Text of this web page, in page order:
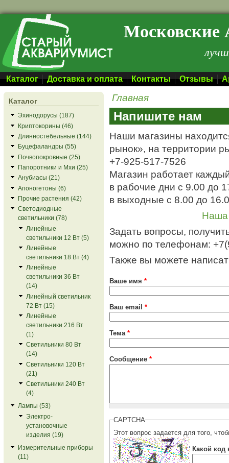
Перейти к основному содержанию Московские
Каталог Доставка и оплата Контакты Отзывы
Каталог
Эхинодорусы (187)
Криптокорины (46)
Длинностебельные (144)
Буцефаландры (55)
Почвопокровные (25)
Папоротники и Мхи (25)
Анубиасы (21)
Апоногетоны (6)
Прочие растения (42)
Светодиодные
светильники (78)
Линейные
светильники 12 Вт (5)
Линейные
светильники 18 Вт (4)
Линейные
светильники 36 Вт
(14)
Линейный светильник
72 Вт (15)
Линейные
светильники 216 Вт
(1)
Светильники 80 Вт
(14)
Светильники 120 Вт
(21)
Светильники 240 Вт
(4)
Лампы (53)
Электро-
установочные
изделия (19)
Измерительные приборы
(11)
Главная
Напишите нам
Наши магазины
рынок», на территории
+7-925-517-7526
Магазин работает
в рабочие дни с 9.00 до
в выходные с 8.00 до
Наша
Задать вопросы,
можно по телефонам:
Также вы можете
Ваше имя*
Ваш email*
Тема*
Сообщение*
CAPTCHA
Какой код